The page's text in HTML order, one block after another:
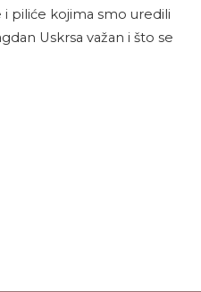
i piliće kojima smo uredili
Uskrsa važan i što se